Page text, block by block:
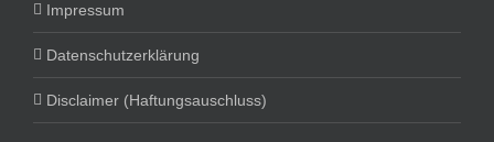
Impressum
Datenschutzerklärung
Disclaimer (Haftungsauschluss)